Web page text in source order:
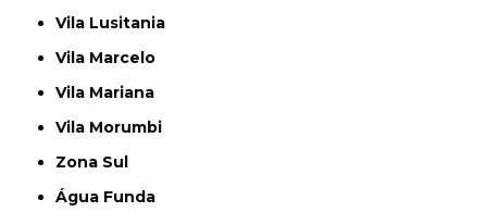
Vila Lusitania
Vila Marcelo
Vila Mariana
Vila Morumbi
Zona Sul
Água Funda